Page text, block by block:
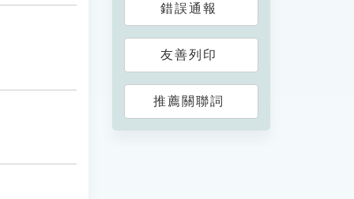
錯誤通報
友善列印
推薦關聯詞